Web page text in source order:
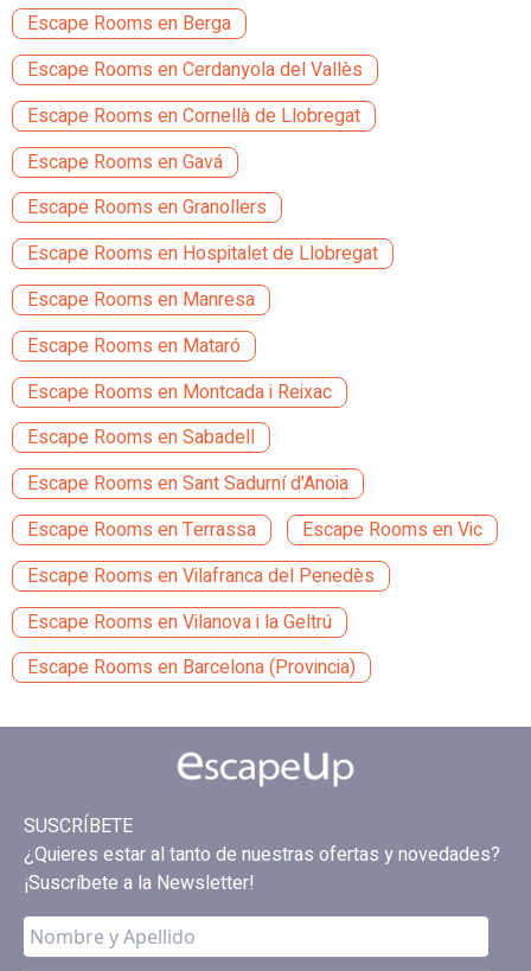
Escape Rooms en Berga
Escape Rooms en Cerdanyola del Vallès
Escape Rooms en Cornellà de Llobregat
Escape Rooms en Gavá
Escape Rooms en Granollers
Escape Rooms en Hospitalet de Llobregat
Escape Rooms en Manresa
Escape Rooms en Mataró
Escape Rooms en Montcada i Reixac
Escape Rooms en Sabadell
Escape Rooms en Sant Sadurní d'Anoia
Escape Rooms en Terrassa
Escape Rooms en Vic
Escape Rooms en Vilafranca del Penedès
Escape Rooms en Vilanova i la Geltrú
Escape Rooms en Barcelona (Provincia)
SUSCRÍBETE
¿Quieres estar al tanto de nuestras ofertas y novedades?
¡Suscríbete a la Newsletter!